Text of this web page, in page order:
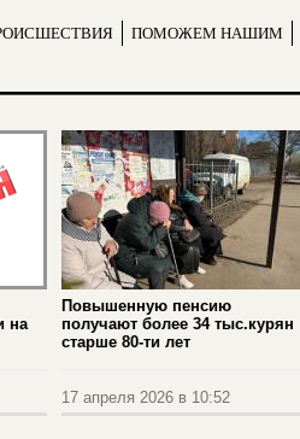
ПОМОЖЕМ НАШИМ
на
Повышенную пенсию
получают более 34 тыс.курян
старше 80-ти лет
17 апреля 2026 в 10:52